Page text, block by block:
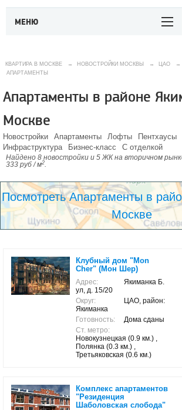
МЕНЮ
КВАРТИРА В МОСКВЕ → НОВОСТРОЙКИ МОСКВЫ → ЦАО →
АПАРТАМЕНТЫ
Апартаменты в районе
Москве
Новостройки Апартаменты Лофты Пентхаусы
Инфраструктура
Бизнес-класс С отделкой
Найдено 8 новостройки и 5 ЖК на вторичном
333 руб / м2.
Посмотреть Апартаменты в
Москве
Клубный дом "Mon
Cher" (Мон Шер)
Адрес:
Якиманка Б.
ул, д. 15/20
Округ:
ЦАО, район:
Якиманка
Готовность:
Дома сданы
Ст. метро:
Новокузнецкая (0.9 км.) ,
Полянка (0.3 км.) ,
Третьяковская (0.6 км.)
Комплекс апартаментов
"Резиденция
Шаболовская слобода"